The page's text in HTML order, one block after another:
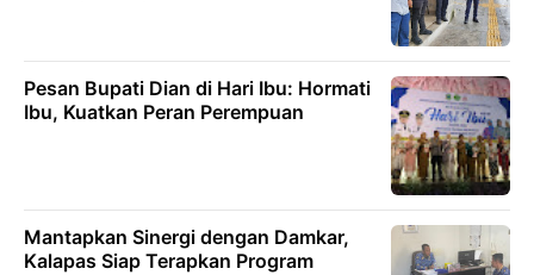
Pesan Bupati Dian di Hari Ibu: Hormati
Ibu, Kuatkan Peran Perempuan
Mantapkan Sinergi dengan Damkar,
Kalapas Siap Terapkan Program